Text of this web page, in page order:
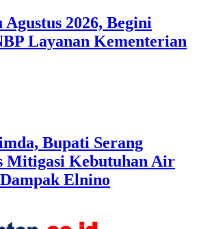
2026, Begini
Layanan Kementerian
Bupati Serang
Mitigasi Kebutuhan Air
Elnino